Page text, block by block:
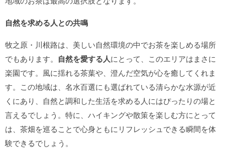
自然を求める人との共鳴
牧之原・川根路は、美しい自然環境の中でお茶を楽しめる場所
でもあります。 自然を愛する人にとって、このエリアはまさに
楽園です。風に揺れる茶葉や、澄んだ空気が心を癒してくれま
す。この地域は、名水百選にも選ばれている清らかな水源が近
くにあり、自然と調和した生活を求める人にはぴったりの場と
言えるでしょう。特に、ハイキングや散策を楽しむ方にとって
は、茶畑を巡ることで心身ともにリフレッシュできる瞬間を体
験できるでしょう。